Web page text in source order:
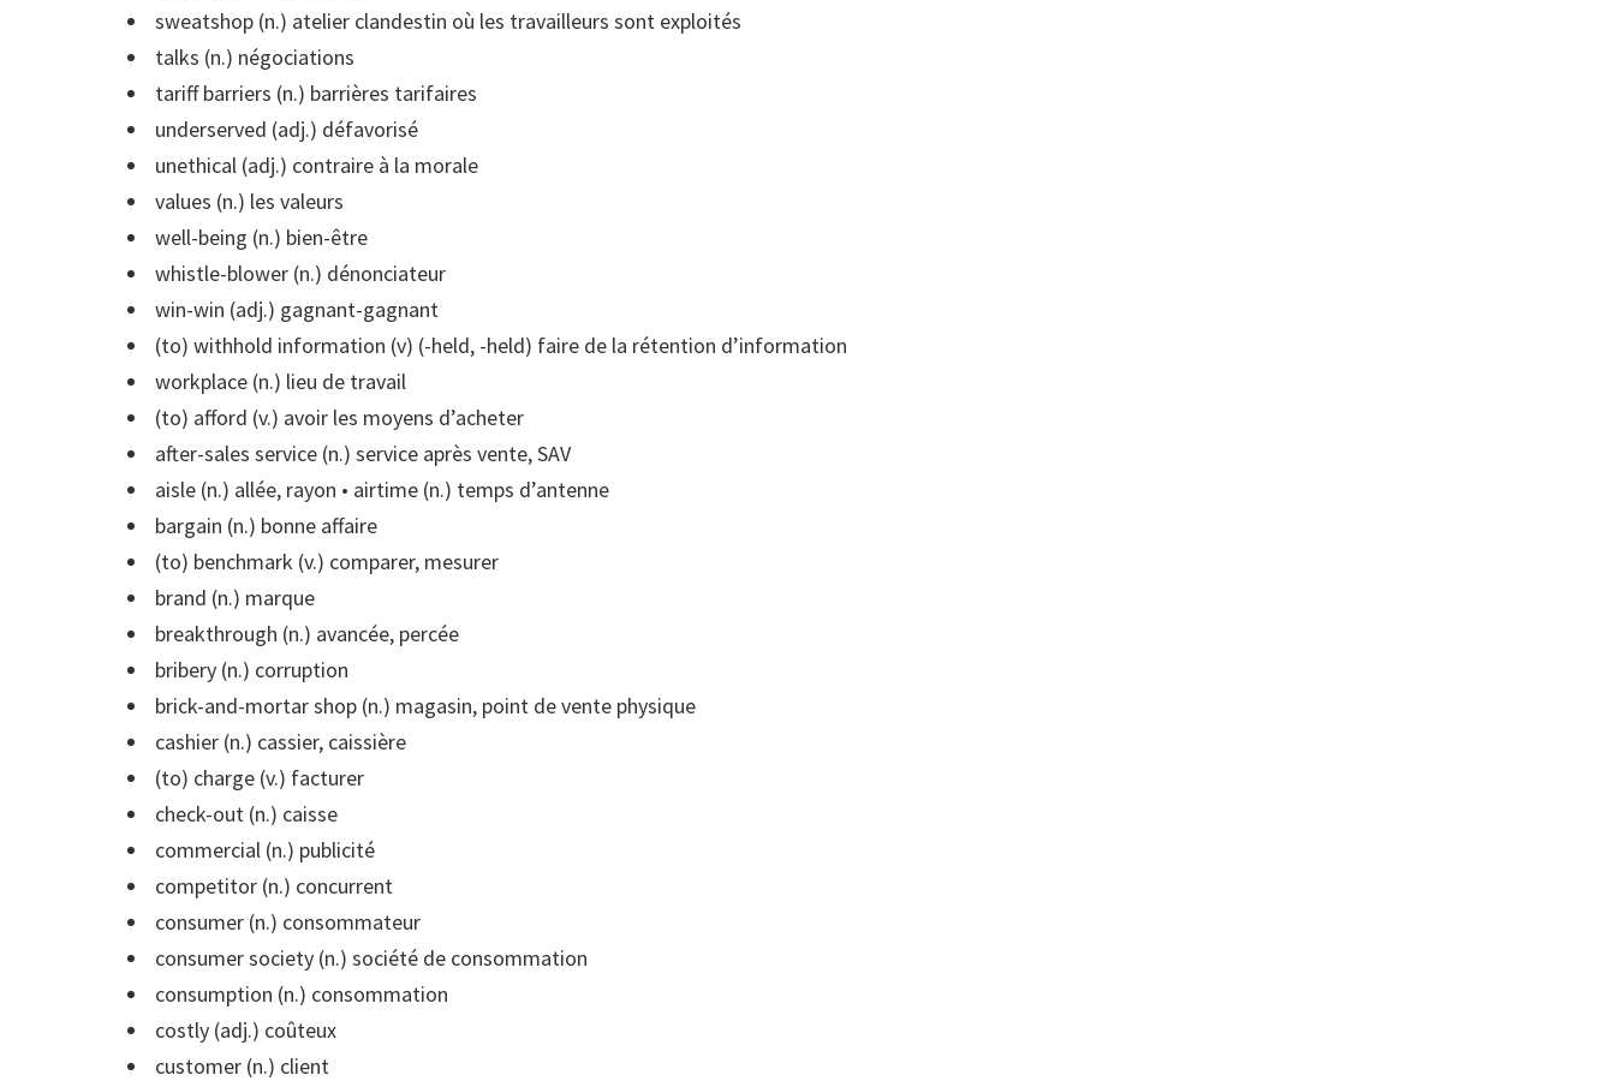
sweatshop (n.) atelier clandestin où les travailleurs sont exploités
talks (n.) négociations
tariff barriers (n.) barrières tarifaires
underserved (adj.) défavorisé
unethical (adj.) contraire à la morale
values (n.) les valeurs
well-being (n.) bien-être
whistle-blower (n.) dénonciateur
win-win (adj.) gagnant-gagnant
(to) withhold information (v) (-held, -held) faire de la rétention d’information
workplace (n.) lieu de travail
(to) afford (v.) avoir les moyens d’acheter
after-sales service (n.) service après vente, SAV
aisle (n.) allée, rayon • airtime (n.) temps d’antenne
bargain (n.) bonne affaire
(to) benchmark (v.) comparer, mesurer
brand (n.) marque
breakthrough (n.) avancée, percée
bribery (n.) corruption
brick-and-mortar shop (n.) magasin, point de vente physique
cashier (n.) cassier, caissière
(to) charge (v.) facturer
check-out (n.) caisse
commercial (n.) publicité
competitor (n.) concurrent
consumer (n.) consommateur
consumer society (n.) société de consommation
consumption (n.) consommation
costly (adj.) coûteux
customer (n.) client